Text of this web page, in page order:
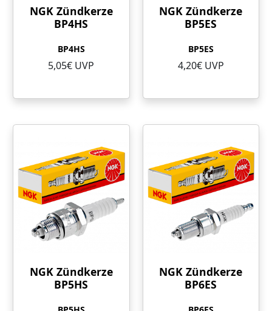
NGK Zündkerze
BP4HS
BP4HS
5,05€ UVP
NGK Zündkerze
BP5ES
BP5ES
4,20€ UVP
NGK Zündkerze
BP5HS
NGK Zündkerze
BP6ES